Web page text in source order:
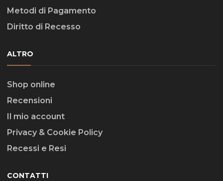
Metodi di Pagamento
Diritto di Recesso
ALTRO
Shop online
Recensioni
Il mio account
Privacy & Cookie Policy
Recessi e Resi
CONTATTI